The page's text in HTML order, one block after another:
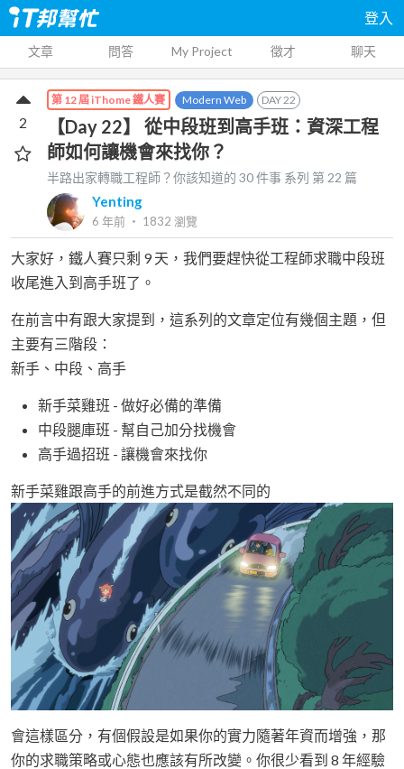
登入
文章 問答 My Project 徵才 聊天
第 12 屆 iThome 鐵人賽 Modern Web DAY22
【Day 22】 從中段班到高手班：資深工程
師如何讓機會來找你？
半路出家轉職工程師？你該知道的 30 件事 系列 第22 篇
Yenting
6 年前 ‧ 1832 瀏覽
2
大家好，鐵人賽只剩 9 天，我們要趕快從工程師求職中段班
收尾進入到高手班了。
在前言中有跟大家提到，這系列的文章定位有幾個主題，但
主要有三階段：
新手、中段、高手
新手菜雞班 - 做好必備的準備
中段腿庫班 - 幫自己加分找機會
高手過招班 - 讓機會來找你
新手菜雞跟高手的前進方式是截然不同的
會這樣區分，有個假設是如果你的實力隨著年資而增強，那
你的求職策略或心態也應該有所改變。你很少看到 8 年經驗